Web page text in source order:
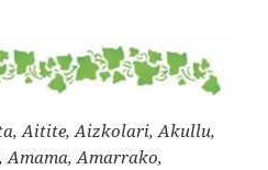
Aitite, Aizkolari, Akullu,
Amarrako,